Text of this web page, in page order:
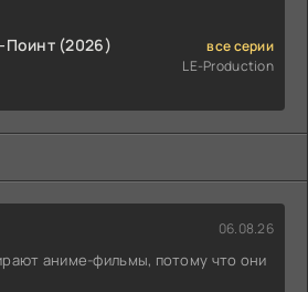
Поинт (2026)
все серии
LE-Production
06.08.26
аниме-фильмы, потому что они